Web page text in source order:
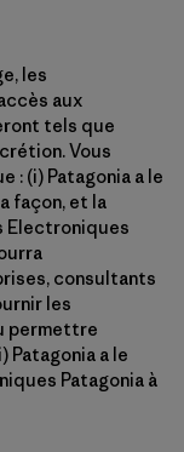
les
aux
tels que
Vous
: (i) Patagonia a le
façon, et la
Electroniques
consultants
les
permettre
a le
Patagonia à